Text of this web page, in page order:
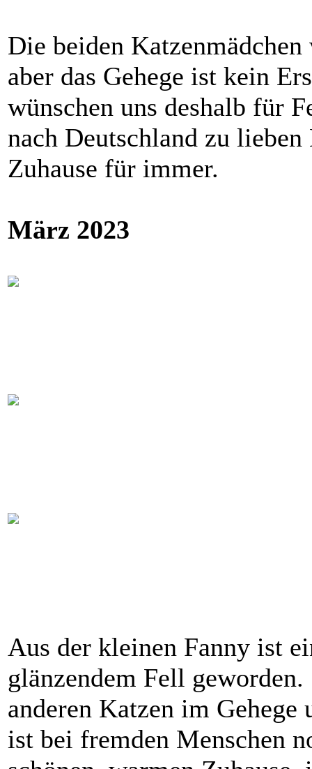
Die beiden
aber das Gehege ist kein
wünschen uns deshalb für
nach Deutschland zu
Zuhause für immer.
März 2023
Aus der kleinen Fanny ist
glänzendem Fell
anderen Katzen im
ist bei fremden Menschen